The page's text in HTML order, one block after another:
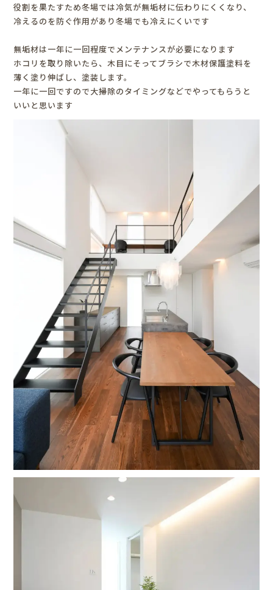
役割を果たすため冬場では冷気が無垢材に伝わりにくくなり、
冷えるのを防ぐ作用があり冬場でも冷えにくいです
無垢材は一年に一回程度でメンテナンスが必要になります
ホコリを取り除いたら、木目にそってブラシで木材保護塗料を
薄く塗り伸ばし、塗装します。
一年に一回ですので大掃除のタイミングなどでやってもらうと
いいと思います